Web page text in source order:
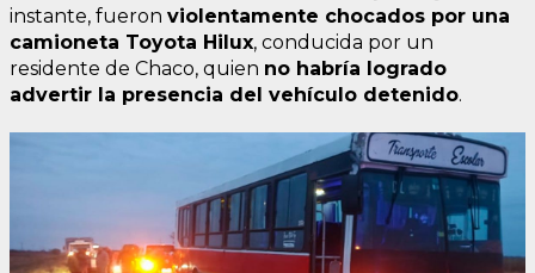
instante, fueron violentamente chocados por una
camioneta Toyota Hilux, conducida por un
residente de Chaco, quien no habría logrado
advertir la presencia del vehículo detenido.